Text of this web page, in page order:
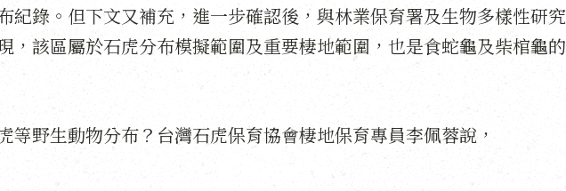
紀錄。但下文又補充，進一步確認後，與林業保育署及生物多樣性研究
，該區屬於石虎分布模擬範圍及重要棲地範圍，也是食蛇龜及柴棺龜的
等野生動物分布？台灣石虎保育協會棲地保育專員李佩蓉說，